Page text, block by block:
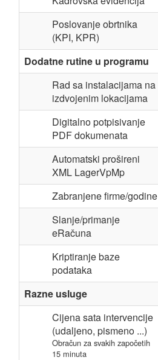
Poslovanje obrtnika
(KPI, KPR)
Dodatne rutine u programu
Rad sa instalacijama na
izdvojenim lokacijama
Digitalno potpisivanje
PDF dokumenata
Automatski prošireni
XML LagerVpMp
Zabranjene firme/godine
Slanje/primanje
eRačuna
Kriptiranje baze
podataka
Razne usluge
Cijena sata intervencije
(udaljeno, pismeno ...)
Obračun za svakih započetih
15 minuta